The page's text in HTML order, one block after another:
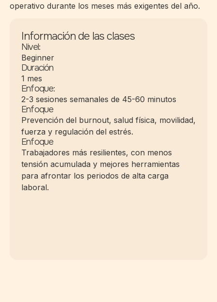
operativo durante los meses más exigentes del año.
Información de las clases
Nivel:
Beginner
Duración
1 mes
Enfoque:
2-3 sesiones semanales de 45-60 minutos
Enfoque
Prevención del burnout, salud física, movilidad,
fuerza y regulación del estrés.
Enfoque
Trabajadores más resilientes, con menos
tensión acumulada y mejores herramientas
para afrontar los periodos de alta carga
laboral.